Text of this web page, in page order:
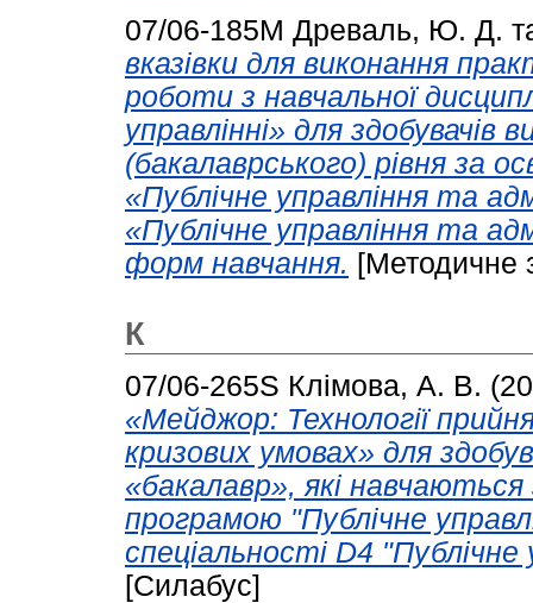
07/06-185М Древаль, Ю. Д.
вказівки для виконання
роботи з навчальної
управлінні» для здобувачів
(бакалаврського) рівня за
«Публічне управління та
«Публічне управління та
форм навчання. [Методичне
К
07/06-265S Клімова, А. В.
«Мейджор: Технології
кризових умовах» для
«бакалавр», які
програмою "Публічне
спеціальності D4
[Силабус]